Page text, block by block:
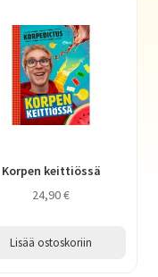
Korpen keittiössä
24,90€
Lisää ostoskoriin